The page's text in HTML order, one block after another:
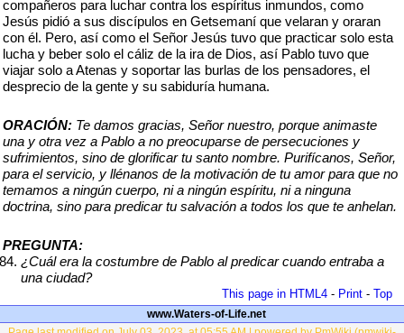
compañeros para luchar contra los espíritus inmundos, como
Jesús pidió a sus discípulos en Getsemaní que velaran y oraran
con él. Pero, así como el Señor Jesús tuvo que practicar solo esta
lucha y beber solo el cáliz de la ira de Dios, así Pablo tuvo que
viajar solo a Atenas y soportar las burlas de los pensadores, el
desprecio de la gente y su sabiduría humana.
ORACIÓN: Te damos gracias, Señor nuestro, porque animaste
una y otra vez a Pablo a no preocuparse de persecuciones y
sufrimientos, sino de glorificar tu santo nombre. Purifícanos, Señor,
para el servicio, y llénanos de la motivación de tu amor para que no
temamos a ningún cuerpo, ni a ningún espíritu, ni a ninguna
doctrina, sino para predicar tu salvación a todos los que te anhelan.
PREGUNTA:
¿Cuál era la costumbre de Pablo al predicar cuando entraba a
una ciudad?
This page in HTML4 - Print - Top
www.Waters-of-Life.net